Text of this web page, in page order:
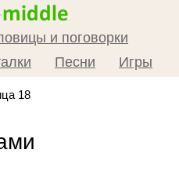
и поговорки
Песни Игры
18